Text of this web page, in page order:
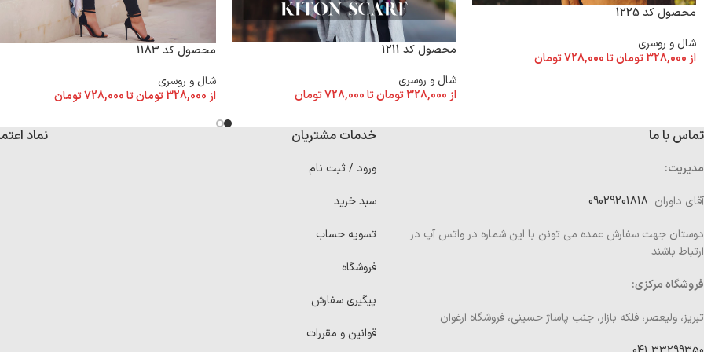
محصول کد 1225
شال و روسری
از 328,000تومانتا728,000تومان
محصول کد 1211
شال و روسری
از328,000 تومانتا728,000تومان
محصول کد 1183
شال و روسری
از 328,000تومانتا728,000تومان
تماس با ما
مدیریت:
آقای داوران
دوستان جهت سفارش عمده می تونن با این شماره در واتس آپ در
ارتباط باشند
فروشگاه مرکزی:
تبریز، ولیعصر، فلکه بازار، جنب پاساژ حسینی، فروشگاه ارغوان
خدمات مشتریان
ورود / ثبت نام
سبد خرید
تسویه حساب
فروشگاه
پیگیری سفارش
قوانین و مقررات
نماد